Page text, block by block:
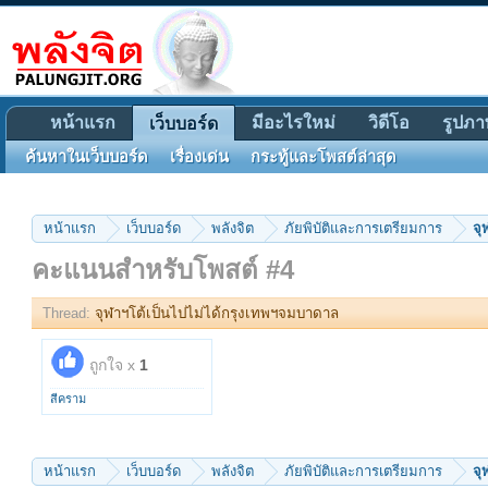
หน้าแรก เว็บบอร์ด พลังจิต ภัยพิบัติและการเตรียมการ จุ
คะแนนสำหรับโพสต์ #4
Thread: จุฬาฯโต้เป็นไปไม่ได้กรุงเทพฯจมบาดาล
ถูกใจ x 1
สีคราม
หน้าแรก เว็บบอร์ด พลังจิต ภัยพิบัติและการเตรียมการ จุ
หน้าแรก เว็บบอร์ด
ค้นหาในเว็บบอร์ด เรื่องเด่น กระทู้และโพสต์ล่าสุด
มีอะไรใหม่ วิดีโอ รูปภ